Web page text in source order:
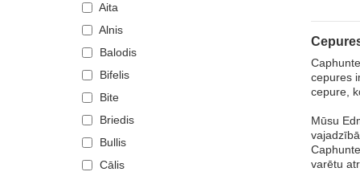
Aita
Alnis
Balodis
Bifelis
Bite
Briedis
Bullis
Cālis
cepures
cepure,
Mūsu
varētu